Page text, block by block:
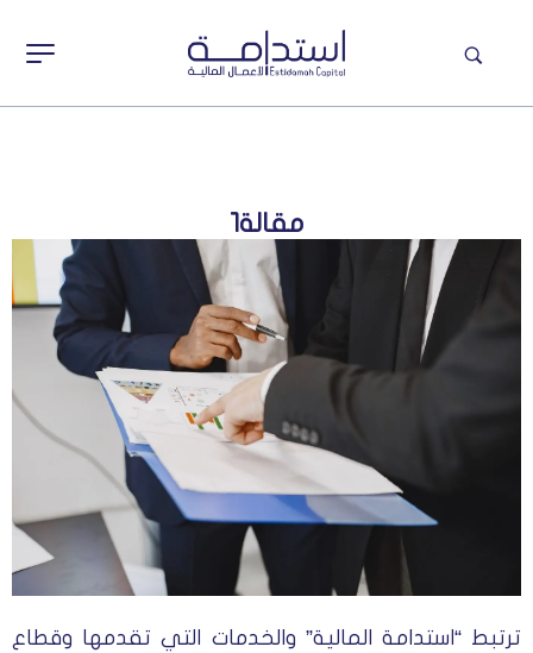
مقالة1
ترتبط “استدامة المالية” والخدمات التي تقدمها وقطاع